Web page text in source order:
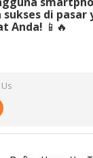
di pasar
Anda! 📱🔥